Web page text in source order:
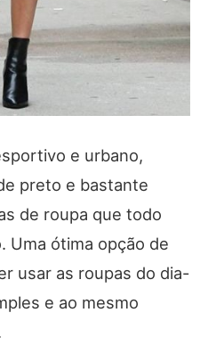
e urbano,
preto e bastante
de roupa que todo
Uma ótima opção de
usar as roupas do dia-
e ao mesmo